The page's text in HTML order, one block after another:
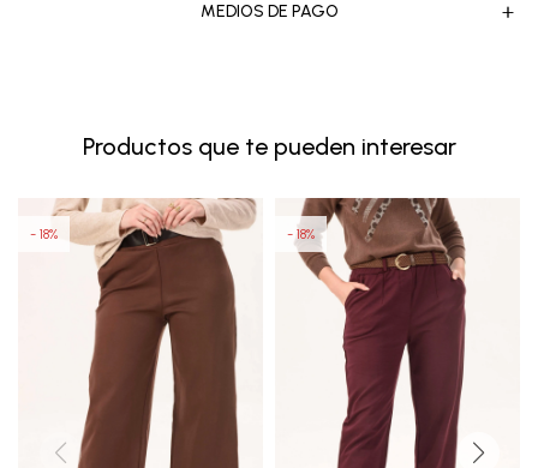
MEDIOS DE PAGO
Productos que te pueden interesar
18 18